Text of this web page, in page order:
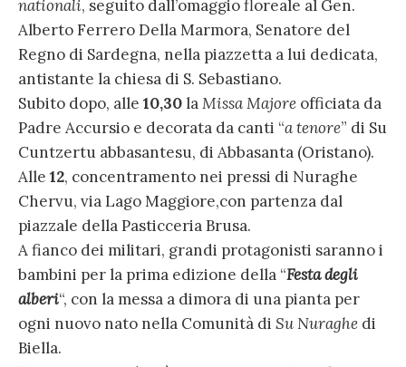
nationali, seguito dall’omaggio floreale al Gen.
Alberto Ferrero Della Marmora, Senatore del
Regno di Sardegna, nella piazzetta a lui dedicata,
antistante la chiesa di S. Sebastiano.
Subito dopo, alle 10,30laMissa Majore officiata da
Padre Accursio e decorata da canti “a tenore” di Su
Cuntzertu abbasantesu, di Abbasanta (Oristano).
Alle 12, concentramento nei pressi di Nuraghe
Chervu, via Lago Maggiore,con partenza dal
piazzale della Pasticceria Brusa.
A fianco dei militari, grandi protagonisti saranno i
bambini per la prima edizione della “Festa degli
alberi“, con la messa a dimora di una pianta per
ogni nuovo nato nella Comunità di Su Nuraghe di
Biella.